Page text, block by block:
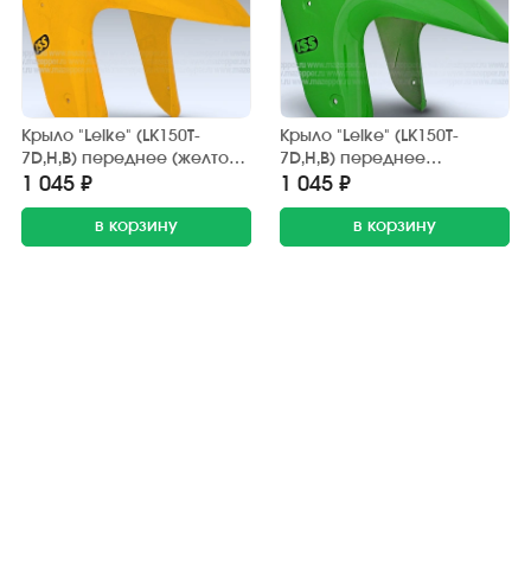
Крыло "Leike" (LK150T-
7D,H,B) переднее (желтое)
передняя часть
1 045 ₽
в корзину
Крыло "Leike" (LK150T-
7D,H,B) переднее
(зелёное) передняя часть
1 045 ₽
в корзину